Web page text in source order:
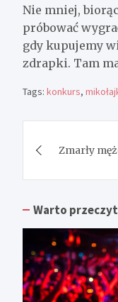
Nie mniej,
próbować
gdy kupujemy
zdrapki. Tam
Tags: konkurs,
wpisu
Zmarły
Warto